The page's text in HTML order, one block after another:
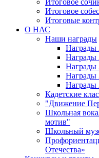
Итоговое
Итоговое
Итоговые
О НАС
Наши награды
Награды
Награды
Награды
Награды
Награды
Кадетские
"Движение
Школьная
мотив"
Школьный
Отечества»